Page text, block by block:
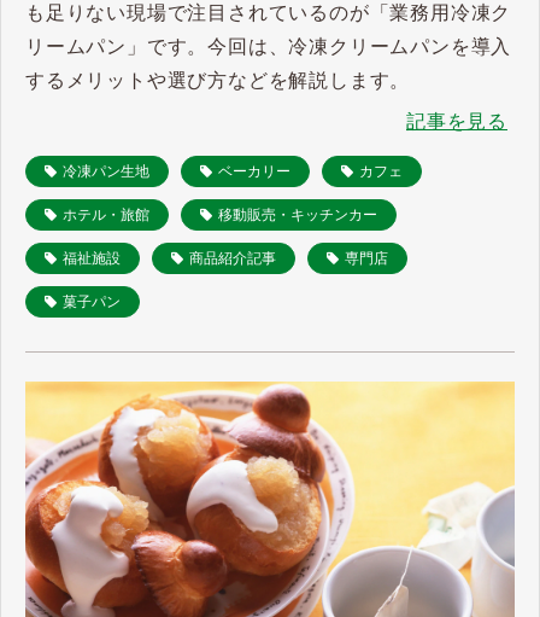
も足りない現場で注目されているのが「業務用冷凍ク
リームパン」です。今回は、冷凍クリームパンを導入
するメリットや選び方などを解説します。
記事を見る
冷凍パン生地 ベーカリー カフェ
ホテル・旅館 移動販売・キッチンカー
福祉施設 商品紹介記事 専門店
菓子パン